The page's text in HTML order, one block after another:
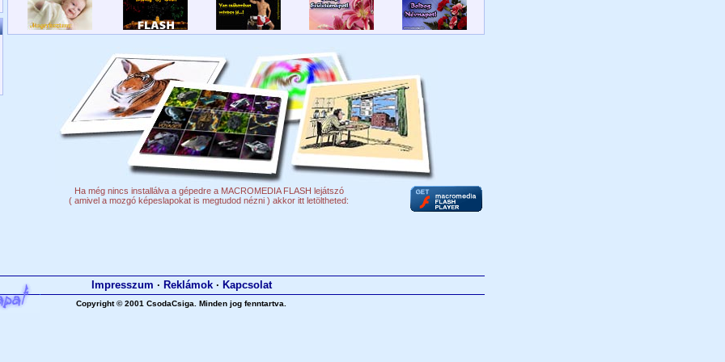
Impresszum · Reklámok· Kapcsolat
Copyright © 2001 CsodaCsiga. Minden jog fenntartva.